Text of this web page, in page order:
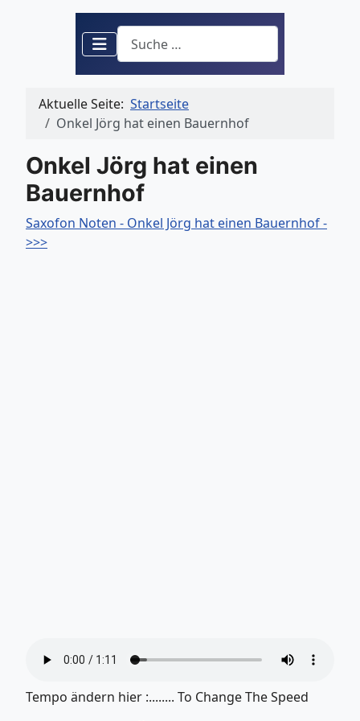
Suchen
Aktuelle Seite: Startseite
Onkel Jörg hat einen Bauernhof
Onkel Jörg hat einen
Bauernhof
Saxofon Noten - Onkel Jörg hat einen Bauernhof -
>>>
Tempo ändern hier :........ To Change The Speed